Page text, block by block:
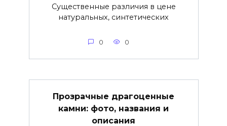
Существенные различия в цене
натуральных, синтетических
0 0
Прозрачные драгоценные
камни: фото, названия и
описания